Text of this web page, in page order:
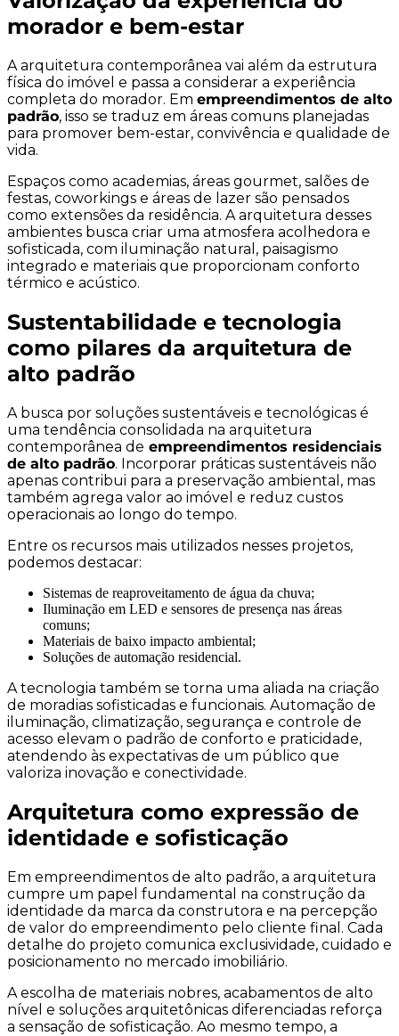
morador e bem-estar
A arquitetura contemporânea vai além da estrutura
física do imóvel e passa a considerar a experiência
completa do morador. Em empreendimentos de alto
padrão, isso se traduz em áreas comuns planejadas
para promover bem-estar, convivência e qualidade de
vida.
Espaços como academias, áreas gourmet, salões de
festas, coworkings e áreas de lazer são pensados
como extensões da residência. A arquitetura desses
ambientes busca criar uma atmosfera acolhedora e
sofisticada, com iluminação natural, paisagismo
integrado e materiais que proporcionam conforto
térmico e acústico.
Sustentabilidade e tecnologia
como pilares da arquitetura de
alto padrão
A busca por soluções sustentáveis e tecnológicas é
uma tendência consolidada na arquitetura
contemporânea de empreendimentos residenciais
de alto padrão. Incorporar práticas sustentáveis não
apenas contribui para a preservação ambiental, mas
também agrega valor ao imóvel e reduz custos
operacionais ao longo do tempo.
Entre os recursos mais utilizados nesses projetos,
podemos destacar:
Sistemas de reaproveitamento de água da chuva;
Iluminação em LED e sensores de presença nas áreas
comuns;
Materiais de baixo impacto ambiental;
Soluções de automação residencial.
A tecnologia também se torna uma aliada na criação
de moradias sofisticadas e funcionais. Automação de
iluminação, climatização, segurança e controle de
acesso elevam o padrão de conforto e praticidade,
atendendo às expectativas de um público que
valoriza inovação e conectividade.
Arquitetura como expressão de
identidade e sofisticação
Em empreendimentos de alto padrão, a arquitetura
cumpre um papel fundamental na construção da
identidade da marca da construtora e na percepção
de valor do empreendimento pelo cliente final. Cada
detalhe do projeto comunica exclusividade, cuidado e
posicionamento no mercado imobiliário.
A escolha de materiais nobres, acabamentos de alto
nível e soluções arquitetônicas diferenciadas reforça
a sensação de sofisticação. Ao mesmo tempo, a